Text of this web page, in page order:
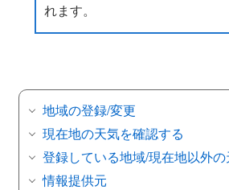
れます。
地域の登録/変更
現在地の天気を確認する
登録している地域/現在地以外
情報提供元